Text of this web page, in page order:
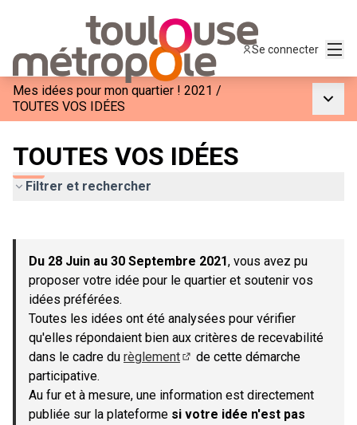
Se connecter
Mes idées pour mon quartier ! 2021 /
TOUTES VOS IDÉES
TOUTES VOS IDÉES
Filtrer et rechercher
−
Du 28 Juin au 30 Septembre 2021, vous avez pu
proposer votre idée pour le quartier et soutenir vos
idées préférées.
Toutes les idées ont été analysées pour vérifier
qu'elles répondaient bien aux critères de recevabilité
dans le cadre du règlement
de cette démarche
participative.
Au fur et à mesure, une information est directement
publiée sur la plateforme si votre idée n'est pas